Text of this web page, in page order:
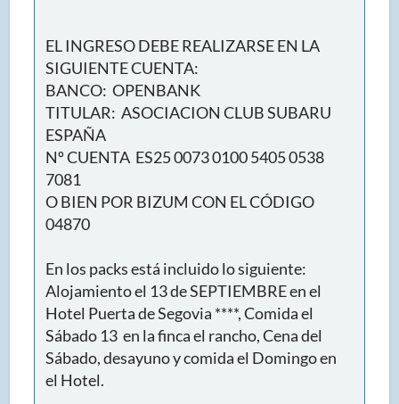
EL INGRESO DEBE REALIZARSE EN LA
SIGUIENTE CUENTA:
BANCO: OPENBANK
TITULAR: ASOCIACION CLUB SUBARU
ESPAÑA
Nº CUENTA ES25 0073 0100 5405 0538
7081
O BIEN POR BIZUM CON EL CÓDIGO
04870
En los packs está incluido lo siguiente:
Alojamiento el 13 de SEPTIEMBRE en el
Hotel Puerta de Segovia ****, Comida el
Sábado 13 en la finca el rancho, Cena del
Sábado, desayuno y comida el Domingo en
el Hotel.